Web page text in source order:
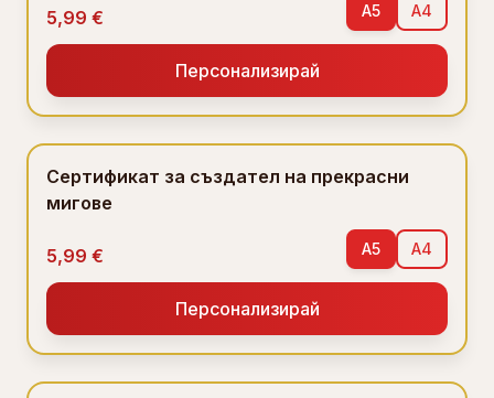
5,99 € A5 A4
Персонализирай
Сертификат за създател на прекрасни
мигове
5,99 € A5 A4
Персонализирай